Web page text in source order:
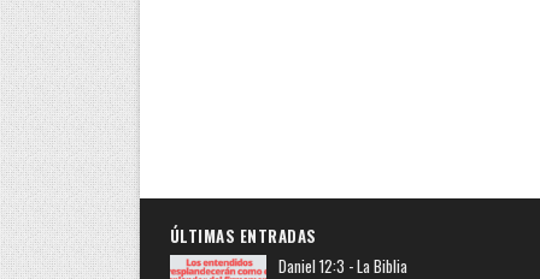
ÚLTIMAS ENTRADAS
Daniel 12:3 - La Biblia